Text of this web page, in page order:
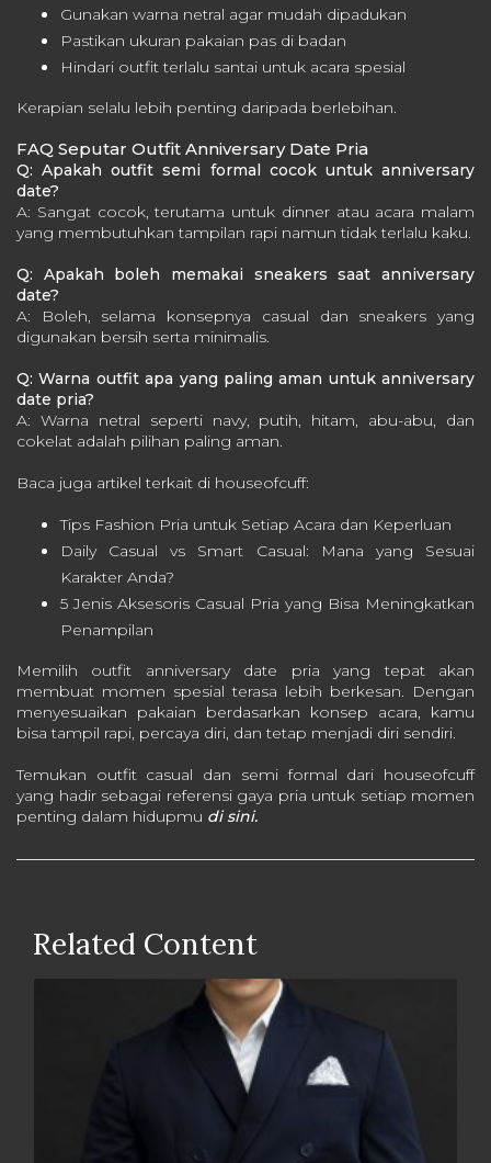
Gunakan warna netral agar mudah dipadukan
Pastikan ukuran pakaian pas di badan
Hindari outfit terlalu santai untuk acara spesial
Kerapian selalu lebih penting daripada berlebihan.
FAQ Seputar Outfit Anniversary Date Pria
Q: Apakah outfit semi formal cocok untuk anniversary
date?
A: Sangat cocok, terutama untuk dinner atau acara malam
yang membutuhkan tampilan rapi namun tidak terlalu kaku.
Q: Apakah boleh memakai sneakers saat anniversary
date?
A: Boleh, selama konsepnya casual dan sneakers yang
digunakan bersih serta minimalis.
Q: Warna outfit apa yang paling aman untuk anniversary
date pria?
A: Warna netral seperti navy, putih, hitam, abu-abu, dan
cokelat adalah pilihan paling aman.
Baca juga artikel terkait di houseofcuff:
Tips Fashion Pria untuk Setiap Acara dan Keperluan
Daily Casual vs Smart Casual: Mana yang Sesuai
Karakter Anda?
5 Jenis Aksesoris Casual Pria yang Bisa Meningkatkan
Penampilan
Memilih outfit anniversary date pria yang tepat akan
membuat momen spesial terasa lebih berkesan. Dengan
menyesuaikan pakaian berdasarkan konsep acara, kamu
bisa tampil rapi, percaya diri, dan tetap menjadi diri sendiri.
Temukan outfit casual dan semi formal dari houseofcuff
yang hadir sebagai referensi gaya pria untuk setiap momen
penting dalam hidupmu di sini.
Related Content